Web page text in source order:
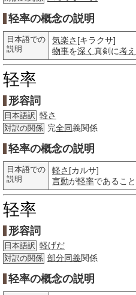
轻率の概念の説明
日本語での
説明
気楽さ [キラクサ]
物事を深く 真剣に考え
轻率
形容詞
日本語訳 軽さ
対訳の関係 完全同義関係
轻率の概念の説明
日本語での
説明
軽さ [カルサ]
言動が軽率であること
轻率
形容詞
日本語訳 軽げだ
対訳の関係 部分同義関係
轻率の概念の説明